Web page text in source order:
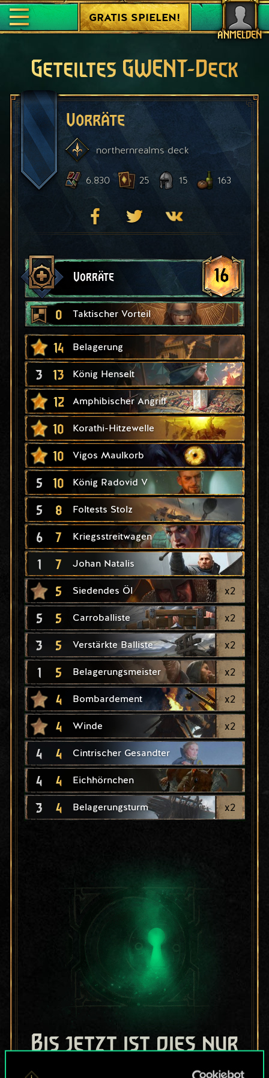
ANMELDEN
GRATIS SPIELEN!
Geteiltes GWENT-Deck
Vorräte
northernrealmsdeck
6.830 25 15 163
Vorräte 16
0 Taktischer Vorteil
14 Belagerung
3 13 König Henselt
12 Amphibischer Angriff
10 Korathi-Hitzewelle
10 Vigos Maulkorb
5 10 König Radovid V
5 8 Foltests Stolz
6 7 Kriegsstreitwagen
1 7 Johan Natalis
5 Siedendes Öl x2
5 5 Carroballiste x2
3 5 Verstärkte Balliste x2
1 5 Belagerungsmeister x2
4 Bombardement x2
4 Winde x2
4 4 Cintrischer Gesandter
4 4 Eichhörnchen
3 4 Belagerungsturm x2
Bis jetzt ist dies nur
ein geteilter Satz